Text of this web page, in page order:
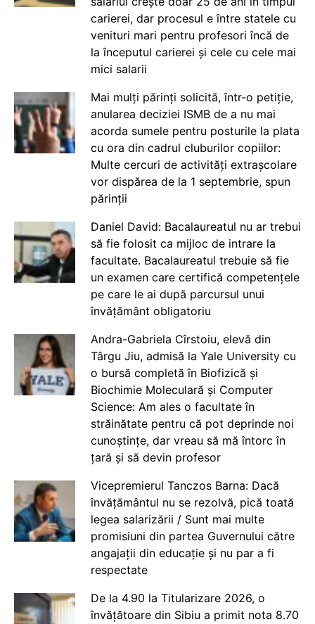
carierei, dar procesul e între statele cu
venituri mari pentru profesori încă de
la începutul carierei și cele cu cele mai
mici salarii
Mai mulți părinți solicită, într-o petiție,
anularea deciziei ISMB de a nu mai
acorda sumele pentru posturile la plata
cu ora din cadrul cluburilor copiilor:
Multe cercuri de activități extrașcolare
vor dispărea de la 1 septembrie, spun
părinții
Daniel David: Bacalaureatul nu ar trebui
să fie folosit ca mijloc de intrare la
facultate. Bacalaureatul trebuie să fie
un examen care certifică competențele
pe care le ai după parcursul unui
învățământ obligatoriu
Andra-Gabriela Cîrstoiu, elevă din
Târgu Jiu, admisă la Yale University cu
o bursă completă în Biofizică și
Biochimie Moleculară și Computer
Science: Am ales o facultate în
străinătate pentru că pot deprinde noi
cunoștințe, dar vreau să mă întorc în
țară și să devin profesor
Vicepremierul Tanczos Barna: Dacă
învățământul nu se rezolvă, pică toată
legea salarizării / Sunt mai multe
promisiuni din partea Guvernului către
angajații din educație și nu par a fi
respectate
De la 4.90 la Titularizare 2026, o
învățătoare din Sibiu a primit nota 8.70